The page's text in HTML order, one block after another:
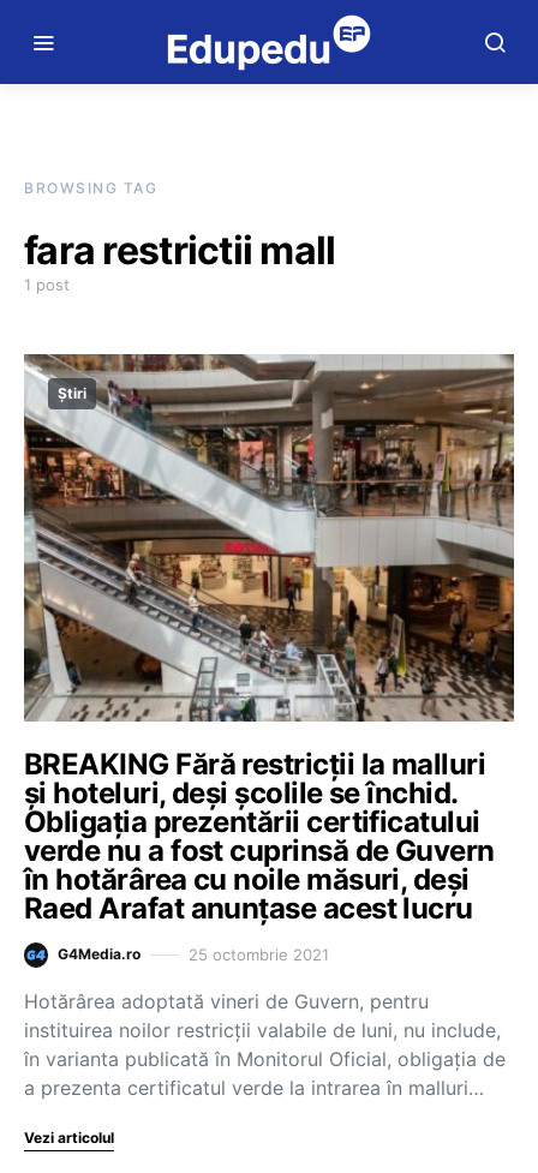
BROWSING TAG
fara restrictii mall
1 post
Știri
BREAKING Fără restricții la malluri
și hoteluri, deși școlile se închid.
Obligația prezentării certificatului
verde nu a fost cuprinsă de Guvern
în hotărârea cu noile măsuri, deși
Raed Arafat anunțase acest lucru
G4Media.ro 25 octombrie 2021
Hotărârea adoptată vineri de Guvern, pentru
instituirea noilor restricții valabile de luni, nu include,
în varianta publicată în Monitorul Oficial, obligația de
a prezenta certificatul verde la intrarea în malluri…
Vezi articolul